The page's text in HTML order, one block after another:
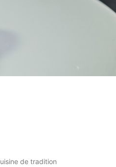
de tradition